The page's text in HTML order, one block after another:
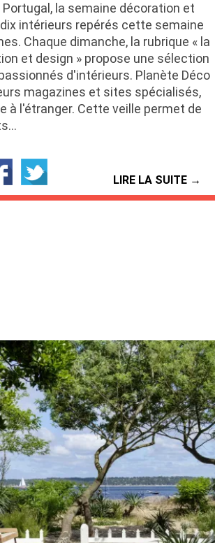
Portugal, la semaine décoration et
intérieurs repérés cette semaine
Chaque dimanche, la rubrique « la
et design » propose une sélection
d'intérieurs. Planète Déco
magazines et sites spécialisés,
à l'étranger. Cette veille permet de
LIRE LA SUITE →